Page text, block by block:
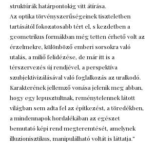
struktúrák határpontokig vitt átírása.
Az optika törvényszerűségeinek tiszteletben
tartásától fokozatosabb tért el, s kezdetben a
geometrikus formákban még tetten érhető volt az
érzelmekre, különböző emberi sorsokra való
utalás, a miliő felidézése, de már itt is a
térszervezés új rendjével, a perspektíva
szubjektivizálásával való foglalkozás az uralkodó.
Karakterének jellemző vonása jelenik meg abban,
hogy egy lepusztultnak, reménytelennek látott
világban sem adta fel az építkezést, a töredékben,
a mindennapok hordalékában az egészet
bemutató képi rend megteremtését, amelynek
illuzionisztikus, manipulálható voltát is láttatja.”